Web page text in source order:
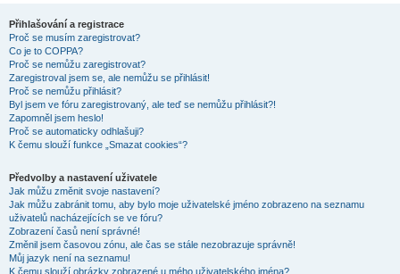
Přihlašování a registrace
Proč se musím zaregistrovat?
Co je to COPPA?
Proč se nemůžu zaregistrovat?
Zaregistroval jsem se, ale nemůžu se přihlásit!
Proč se nemůžu přihlásit?
Byl jsem ve fóru zaregistrovaný, ale teď se nemůžu přihlásit?!
Zapomněl jsem heslo!
Proč se automaticky odhlašuji?
K čemu slouží funkce „Smazat cookies“?
Předvolby a nastavení uživatele
Jak můžu změnit svoje nastavení?
Jak můžu zabránit tomu, aby bylo moje uživatelské jméno zobrazeno na seznamu
uživatelů nacházejících se ve fóru?
Zobrazení časů není správné!
Změnil jsem časovou zónu, ale čas se stále nezobrazuje správně!
Můj jazyk není na seznamu!
K čemu slouží obrázky zobrazené u mého uživatelského jména?